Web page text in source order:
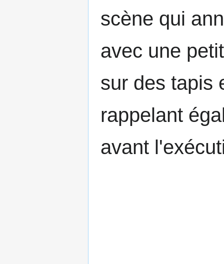
scène qui
avec une
sur des tapis
rappelant
avant